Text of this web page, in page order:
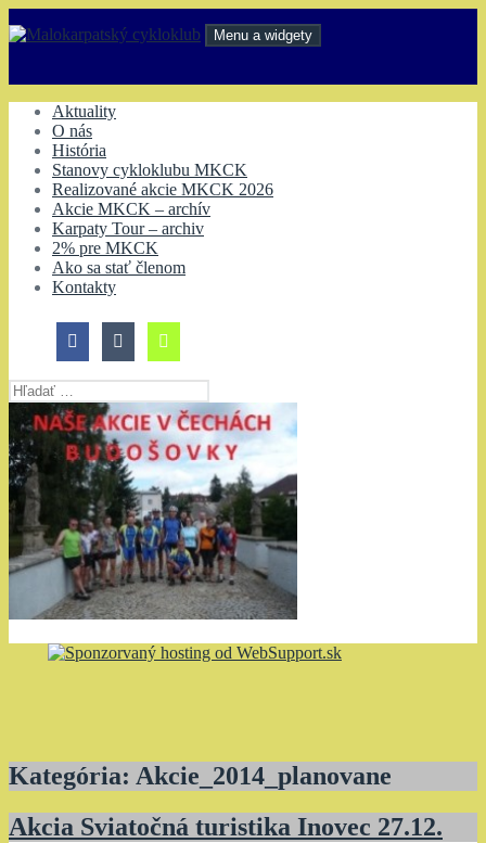
na
Menu a widgety
Aktuality
O nás
História
Stanovy cykloklubu MKCK
Realizované akcie MKCK 2026
Akcie MKCK – archív
Karpaty Tour – archiv
2% pre MKCK
Ako sa stať členom
Kontakty
Hľadať:
Kategória: Akcie_2014_planovane
Akcia Sviatočná turistika Inovec 27.12.